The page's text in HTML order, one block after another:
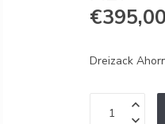
€395,00
Dreizack